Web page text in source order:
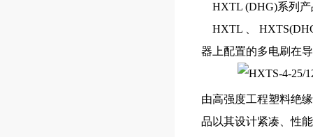
HXTL (DHG)系列产
HXTL 、
器上配置的多电刷在
由高强度工程塑料绝
品以其设计紧凑、性